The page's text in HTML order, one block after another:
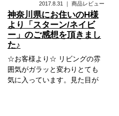
2017.8.31 ｜ 商品レビュー
神奈川県にお住いのH様
より「スターン/ネイビ
ー」のご感想を頂きまし
た♪
☆お客様より☆ リビングの雰
囲気がガラッと変わりとても
気に入っています。見た目が